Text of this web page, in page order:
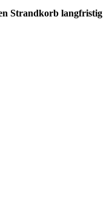
Strandkorb langfristig